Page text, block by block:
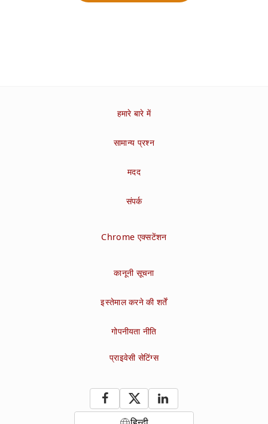
हमारे बारे में
सामान्य प्रश्न
मदद
संपर्क
Chrome एक्सटेंशन
कानूनी सूचना
इस्तेमाल करने की शर्तें
गोपनीयता नीति
प्राइवेसी सेटिंग्स